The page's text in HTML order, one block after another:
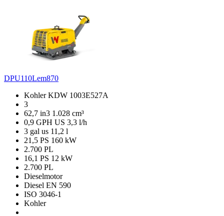
DPU110Lem870
Kohler KDW 1003E527A
3
62,7 in3 1.028 cm³
0,9 GPH US 3,3 l/h
3 gal us 11,2 l
21,5 PS 160 kW
2.700 PL
16,1 PS 12 kW
2.700 PL
Dieselmotor
Diesel EN 590
ISO 3046-1
Kohler